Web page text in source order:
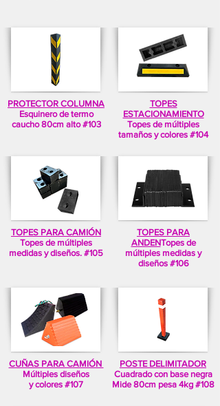
PROTECTOR COLUMNA
Esquinero de termo
caucho 80cm alto #103
TOPES
ESTACIONAMIENTO
Topes de múltiples
tamaños y colores #104
TOPES PARA CAMIÓN
Topes de múltiples
medidas y diseños. #105
TOPES PARA
ANDENTopes de
múltiples medidas y
diseños #106
CUÑAS PARA CAMIÓN
Múltiples diseños
y colores #107
POSTE DELIMITADOR
Cuadrado con base negra
Mide 80cm pesa 4kg #108